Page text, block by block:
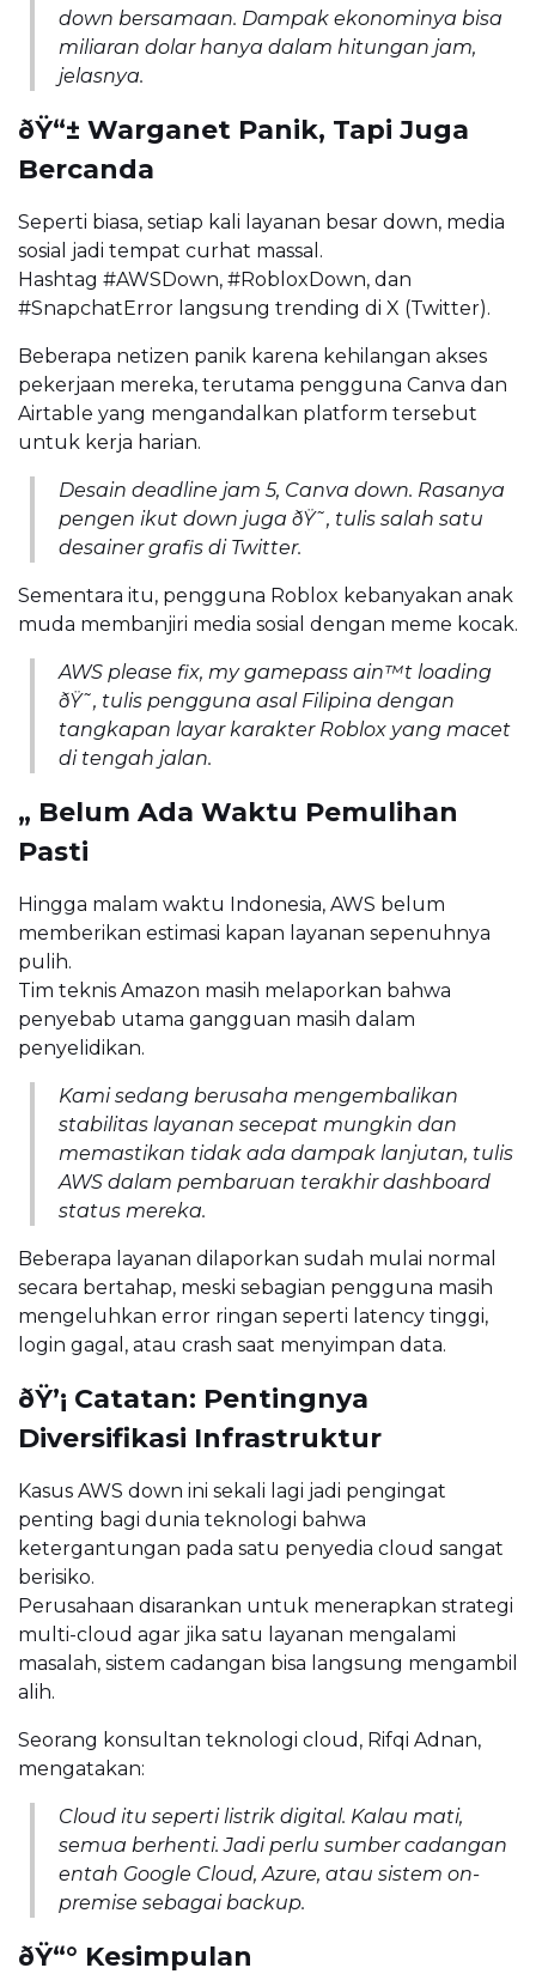
down bersamaan. Dampak ekonominya bisa
miliaran dolar hanya dalam hitungan jam,
jelasnya.
ðŸ“± Warganet Panik, Tapi Juga
Bercanda
Seperti biasa, setiap kali layanan besar down, media
sosial jadi tempat curhat massal.
Hashtag #AWSDown, #RobloxDown, dan
#SnapchatError langsung trending di X (Twitter).
Beberapa netizen panik karena kehilangan akses
pekerjaan mereka, terutama pengguna Canva dan
Airtable yang mengandalkan platform tersebut
untuk kerja harian.
Desain deadline jam 5, Canva down. Rasanya
pengen ikut down juga ðŸ˜­, tulis salah satu
desainer grafis di Twitter.
Sementara itu, pengguna Roblox kebanyakan anak
muda membanjiri media sosial dengan meme kocak.
AWS please fix, my gamepass ain™t loading
ðŸ˜­, tulis pengguna asal Filipina dengan
tangkapan layar karakter Roblox yang macet
di tengah jalan.
„ Belum Ada Waktu Pemulihan
Pasti
Hingga malam waktu Indonesia, AWS belum
memberikan estimasi kapan layanan sepenuhnya
pulih.
Tim teknis Amazon masih melaporkan bahwa
penyebab utama gangguan masih dalam
penyelidikan.
Kami sedang berusaha mengembalikan
stabilitas layanan secepat mungkin dan
memastikan tidak ada dampak lanjutan, tulis
AWS dalam pembaruan terakhir dashboard
status mereka.
Beberapa layanan dilaporkan sudah mulai normal
secara bertahap, meski sebagian pengguna masih
mengeluhkan error ringan seperti latency tinggi,
login gagal, atau crash saat menyimpan data.
ðŸ’¡ Catatan: Pentingnya
Diversifikasi Infrastruktur
Kasus AWS down ini sekali lagi jadi pengingat
penting bagi dunia teknologi bahwa
ketergantungan pada satu penyedia cloud sangat
berisiko.
Perusahaan disarankan untuk menerapkan strategi
multi-cloud agar jika satu layanan mengalami
masalah, sistem cadangan bisa langsung mengambil
alih.
Seorang konsultan teknologi cloud, Rifqi Adnan,
mengatakan:
Cloud itu seperti listrik digital. Kalau mati,
semua berhenti. Jadi perlu sumber cadangan
entah Google Cloud, Azure, atau sistem on-
premise sebagai backup.
ðŸ“° Kesimpulan